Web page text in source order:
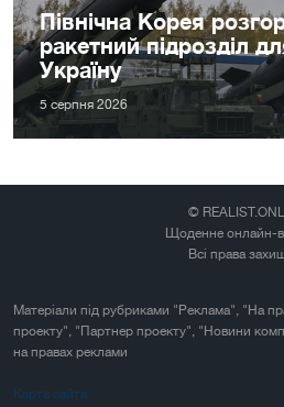
Північна Корея
ракетний підрозділ
Україну
5 серпня 2026
©
Щоденне онлайн-
Всі права
Матеріали під рубриками "Реклама", "На
проекту", "Партнер проекту", "Новини
на правах реклами
Карта сайта